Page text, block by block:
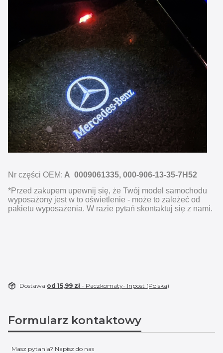
Nr części OEM: A 0009061335, 000-906-13-35-7H52
*Przed zakupem upewnij się, że Twój model samochodu
wyposażony jest w to oświetlenie - może to zależeć od
pakietu wyposażenia. W razie pytań skontaktuj się z nami.
Dostawa od 15,99 zł - Paczkomaty- Inpost (Polska)
Formularz kontaktowy
Masz pytania? Napisz do nas